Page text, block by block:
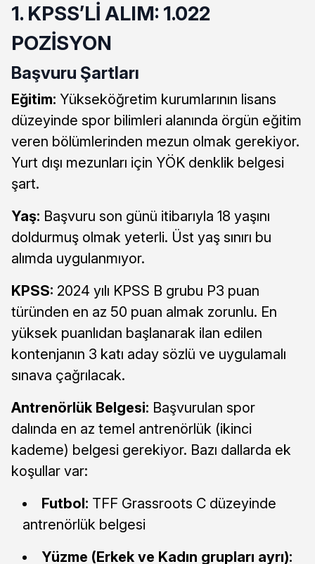
1. KPSS’Lİ ALIM: 1.022
POZİSYON
Başvuru Şartları
Eğitim: Yükseköğretim kurumlarının lisans
düzeyinde spor bilimleri alanında örgün eğitim
veren bölümlerinden mezun olmak gerekiyor.
Yurt dışı mezunları için YÖK denklik belgesi
şart.
Yaş: Başvuru son günü itibarıyla 18 yaşını
doldurmuş olmak yeterli. Üst yaş sınırı bu
alımda uygulanmıyor.
KPSS: 2024 yılı KPSS B grubu P3 puan
türünden en az 50 puan almak zorunlu. En
yüksek puanlıdan başlanarak ilan edilen
kontenjanın 3 katı aday sözlü ve uygulamalı
sınava çağrılacak.
Antrenörlük Belgesi: Başvurulan spor
dalında en az temel antrenörlük (ikinci
kademe) belgesi gerekiyor. Bazı dallarda ek
koşullar var:
Futbol: TFF Grassroots C düzeyinde
antrenörlük belgesi
Yüzme (Erkek ve Kadın grupları ayrı):